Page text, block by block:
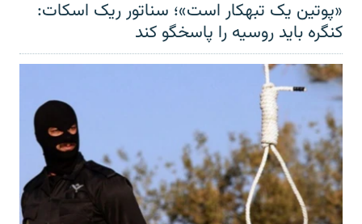
«پوتین یک تبهکار است»؛ سناتور ریک اسکات:
کنگره باید روسیه را پاسخگو کند